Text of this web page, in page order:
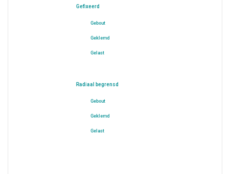
Gefixeerd
Gebout
Geklemd
Gelast
Radiaal begrensd
Gebout
Geklemd
Gelast